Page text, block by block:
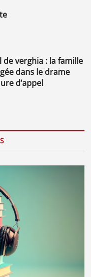
dans le drame
d’appel